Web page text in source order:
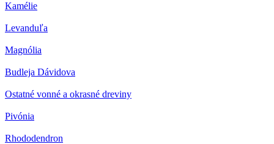
Kamélie
Levanduľa
Magnólia
Budleja Dávidova
Ostatné vonné a okrasné dreviny
Pivónia
Rhododendron